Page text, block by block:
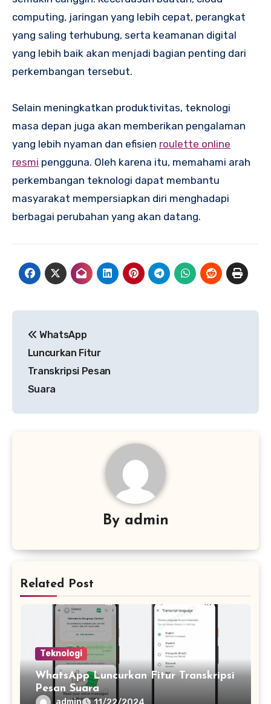
computing, jaringan yang lebih cepat, perangkat
yang saling terhubung, serta keamanan digital
yang lebih baik akan menjadi bagian penting dari
perkembangan tersebut.
Selain meningkatkan produktivitas, teknologi
masa depan juga akan memberikan pengalaman
yang lebih nyaman dan efisien roulette online
resmi pengguna. Oleh karena itu, memahami arah
perkembangan teknologi dapat membantu
masyarakat mempersiapkan diri menghadapi
berbagai perubahan yang akan datang.
pos
WhatsApp
Luncurkan Fitur
Transkripsi Pesan
Suara
By admin
Related Post
Teknologi
WhatsApp Luncurkan Fitur Transkripsi
Pesan Suara
admin